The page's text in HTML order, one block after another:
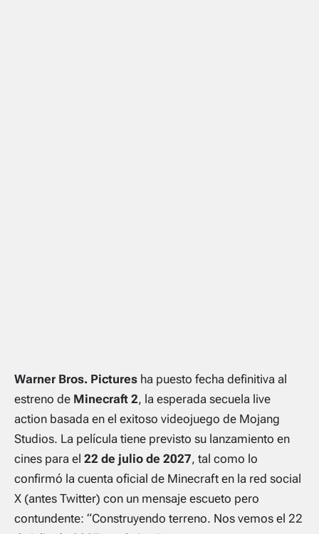
Warner Bros. Pictures ha puesto fecha definitiva al
estreno de Minecraft 2, la esperada secuela live
action basada en el exitoso videojuego de Mojang
Studios. La película tiene previsto su lanzamiento en
cines para el 22 de julio de 2027, tal como lo
confirmó la cuenta oficial de Minecraft en la red social
X (antes Twitter) con un mensaje escueto pero
contundente: “Construyendo terreno. Nos vemos el 22